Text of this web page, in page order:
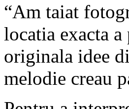
“Am taiat
locatia exacta
originala idee
melodie creau